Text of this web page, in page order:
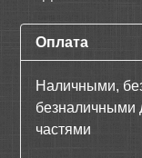
Оплата
Наличными,
безналичными
частями